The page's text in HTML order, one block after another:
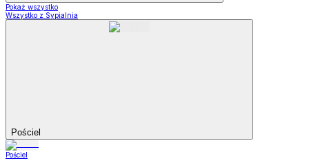
Pokaż wszystko
Wszystko z Sypialnia
Pościel
Pościel